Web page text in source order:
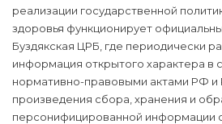
реализации государственной
здоровья функционирует
Буздякская ЦРБ, где периодически
информация открытого характера в
нормативно-правовыми актами РФ и
произведения сбора, хранения и
персонифицированной информации